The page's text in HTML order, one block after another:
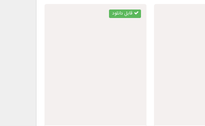
قابل دانلود